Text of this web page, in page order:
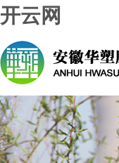
开云网